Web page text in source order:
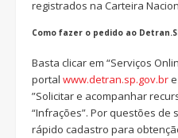
registrados na Carteira
Como fazer o pedido ao
Basta clicar em “Serviços
portal www.detran.sp.gov.br
”Solicitar e acompanhar
“Infrações”. Por questões de
rápido cadastro para